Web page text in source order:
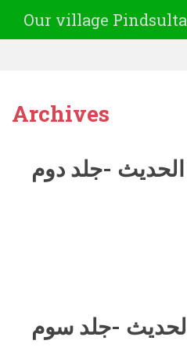
Our village
Archives
-جلد دوم
-جلد سوم